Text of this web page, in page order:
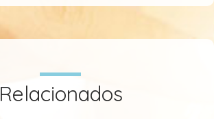
Relacionados